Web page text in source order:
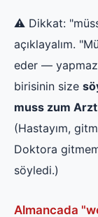
⚠️ Dikkat:
açıklayalım.
eder —
birisinin size
muss zum
(Hastayım,
Doktora
söyledi.)
Almancada